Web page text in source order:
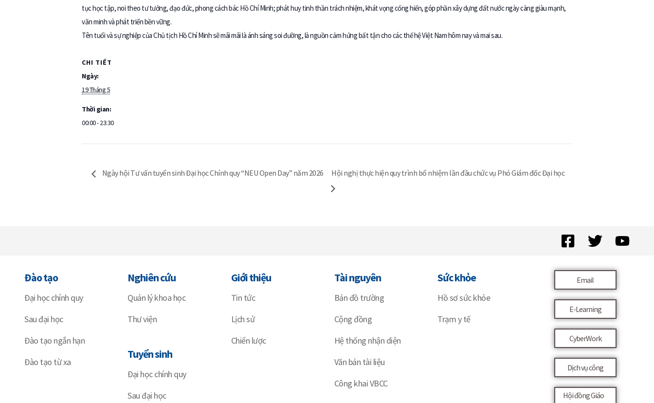
tục học tập, noi theo tư tưởng, đạo đức, phong cách bác Hồ Chí Minh; phát huy tinh thần trách nhiệm, khát vọng cống hiến, góp phần xây dựng đất nước ngày càng giàu mạnh,
văn minh và phát triển bền vững.
Tên tuổi và sự nghiệp của Chủ tịch Hồ Chí Minh sẽ mãi mãi là ánh sáng soi đường, là nguồn cảm hứng bất tận cho các thế hệ Việt Nam hôm nay và mai sau.
CHI TIẾT
Ngày:
19 Tháng 5
Thời gian:
00:00 - 23:30
Ngày hội Tư vấn tuyển sinh Đại học Chính quy “NEU Open Day” năm 2026 Hội nghị thực hiện quy trình bổ nhiệm lần đầu chức vụ Phó Giám đốc Đại học
Đào tạo
Đại học chính quy
Sau đại học
Đào tạo ngắn hạn
Đào tạo từ xa
Nghiên cứu
Quản lý khoa học
Thư viện
Tuyển sinh
Đại học chính quy
Sau đại học
Giới thiệu
Tin tức
Lịch sử
Chiến lược
Tài nguyên
Bản đồ trường
Cộng đồng
Hệ thống nhận diện
Văn bản tài liệu
Công khai VBCC
Sức khỏe
Hồ sơ sức khỏe
Trạm y tế
Email
E-Learning
CyberWork
Dịch vụ công
Hội đồng Giáo